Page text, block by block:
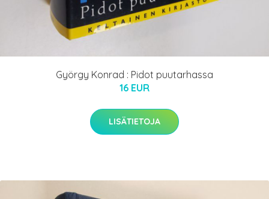
György Konrad : Pidot puutarhassa
16 EUR
LISÄTIETOJA